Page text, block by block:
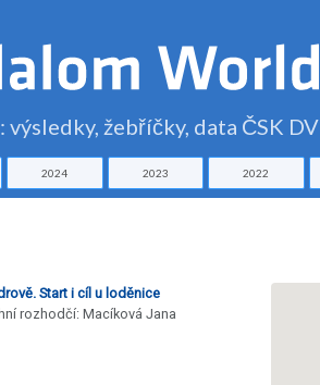
žebříčky, data ČSK DV
2024 2023 2022
Start i cíl u loděnice
rozhodčí: Macíková Jana